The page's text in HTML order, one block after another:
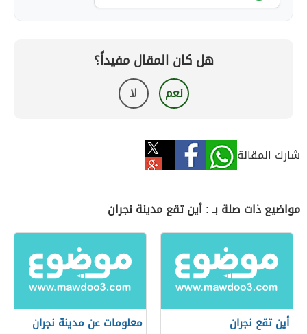
هل كان المقال مفيداً؟
نعم لا
شارك المقالة
مواضيع ذات صلة بـ : أين تقع مدينة نجران
أين تقع نجران
معلومات عن مدينة نجران